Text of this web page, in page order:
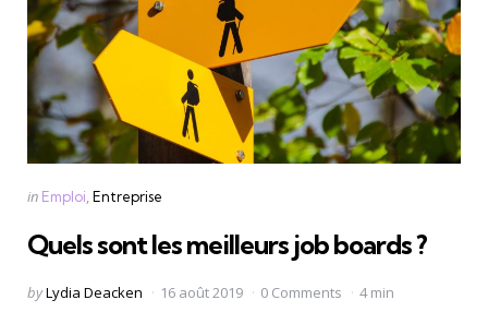
Categories
Posted
in Emploi Entreprise
Quels sont les meilleurs job boards ?
Posted
byLydia Deacken 16 août 2019 0 Comments 4 min